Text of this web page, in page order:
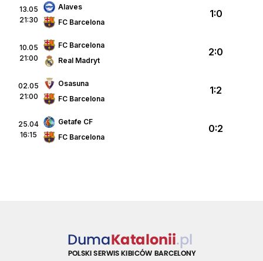
13.05
21:30
Alaves
FC Barcelona
1:0
10.05
21:00
FC Barcelona
Real Madryt
2:0
02.05
21:00
Osasuna
FC Barcelona
1:2
25.04
16:15
Getafe CF
FC Barcelona
0:2